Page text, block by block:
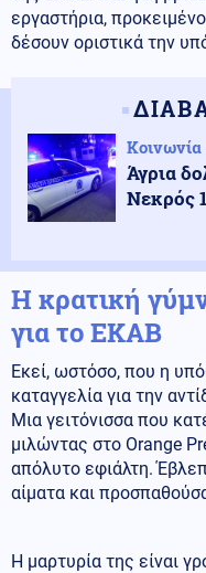
εργαστήρια,
δέσουν οριστικά την
Κοινωνία
Άγρια
Νεκρός
Η κρατική
για το ΕΚΑΒ
Εκεί, ωστόσο, που η
καταγγελία για την
Μια γειτόνισσα που
μιλώντας στο Orange
απόλυτο εφιάλτη.
αίματα και
Η μαρτυρία της είναι